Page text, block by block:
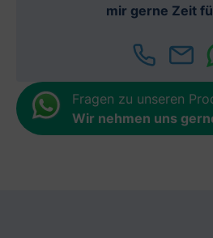
mir gerne Zeit
Fragen zu unseren
Wir nehmen uns